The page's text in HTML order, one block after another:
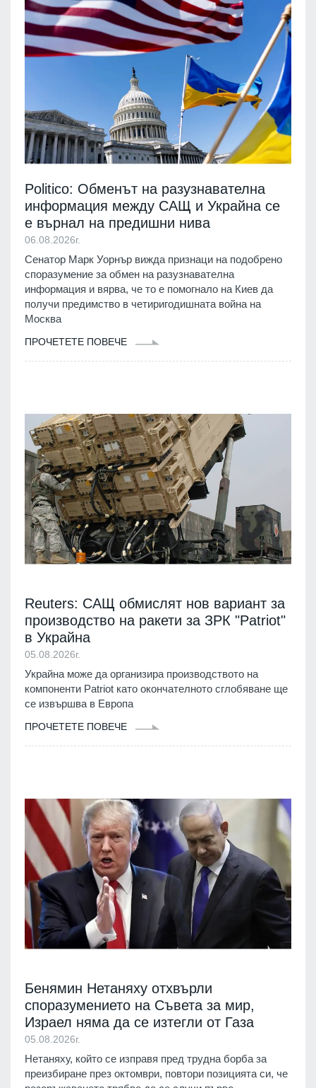
Politico: Обменът на разузнавателна
информация между САЩ и Украйна се
е върнал на предишни нива
06.08.2026г.
Сенатор Марк Уорнър вижда признаци на подобрено
споразумение за обмен на разузнавателна
информация и вярва, че то е помогнало на Киев да
получи предимство в четиригодишната война на
Москва
ПРОЧЕТЕТЕ ПОВЕЧЕ
Reuters: САЩ обмислят нов вариант за
производство на ракети за ЗРК "Patriot"
в Украйна
05.08.2026г.
Украйна може да организира производството на
компоненти Patriot като окончателното сглобяване ще
се извършва в Европа
ПРОЧЕТЕТЕ ПОВЕЧЕ
Бенямин Нетаняху отхвърли
споразумението на Съвета за мир,
Израел няма да се изтегли от Газа
05.08.2026г.
Нетаняху, който се изправя пред трудна борба за
преизбиране през октомври, повтори позицията си, че